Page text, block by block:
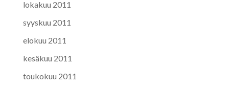
lokakuu 2011
syyskuu 2011
elokuu 2011
kesäkuu 2011
toukokuu 2011